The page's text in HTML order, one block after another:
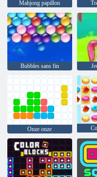
Mahjong papillon
Bubbles sans fin
Onze onze